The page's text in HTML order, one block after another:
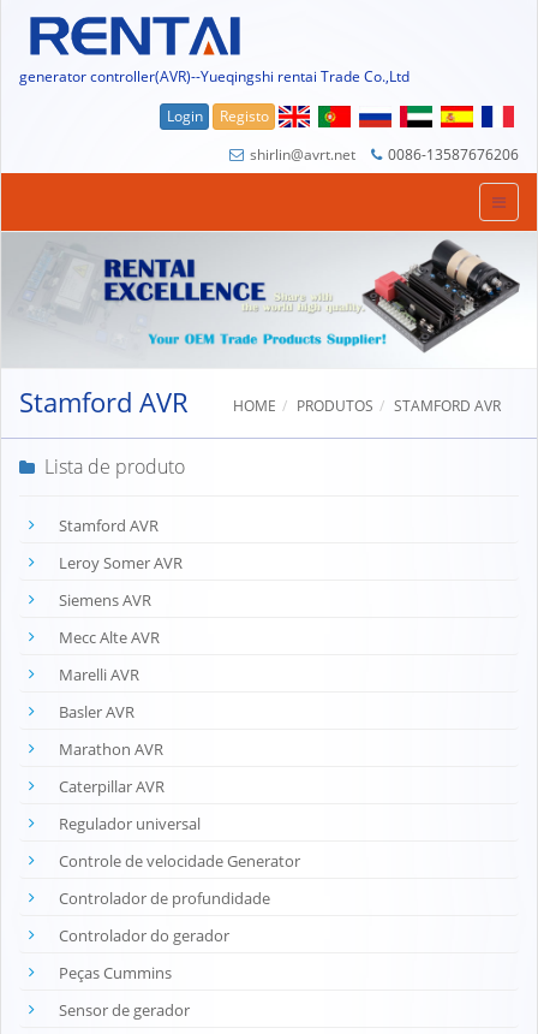
generator controller(AVR)--Yueqingshi rentai Trade Co.,Ltd
Login
Registo
shirlin@avrt.net
0086-13587676206
Stamford AVR HOME PRODUTOS STAMFORD AVR
Lista de produto
Stamford AVR
Leroy Somer AVR
Siemens AVR
Mecc Alte AVR
Marelli AVR
Basler AVR
Marathon AVR
Caterpillar AVR
Regulador universal
Controle de velocidade Generator
Controlador de profundidade
Controlador do gerador
Peças Cummins
Sensor de gerador